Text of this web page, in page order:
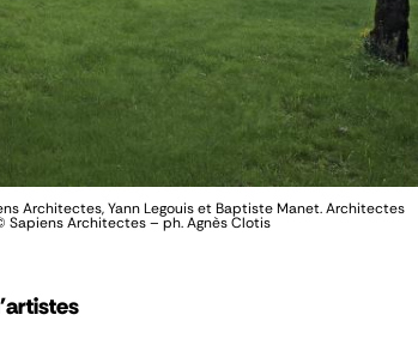
Architectes, Yann Legouis et Baptiste Manet. Architectes
Sapiens Architectes – ph. Agnès Clotis